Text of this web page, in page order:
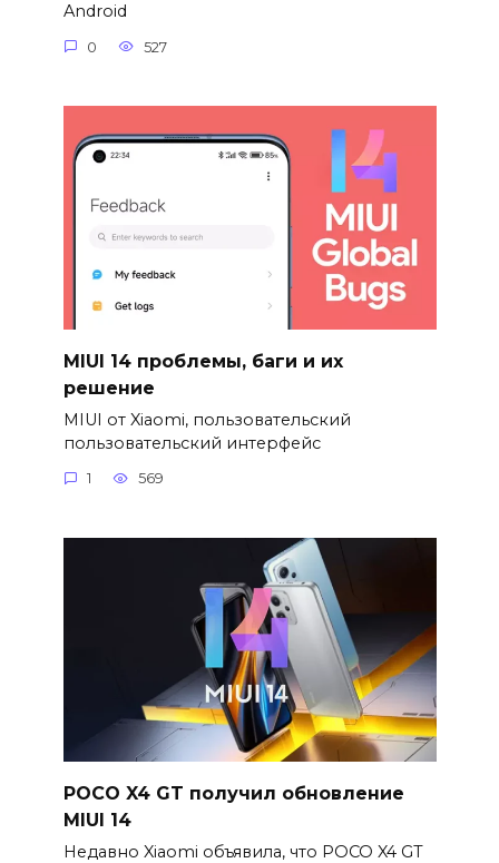
Android
0 527
MIUI 14 проблемы, баги и их
решение
MIUI от Xiaomi, пользовательский
пользовательский интерфейс
1 569
POCO X4 GT получил обновление
MIUI 14
Недавно Xiaomi объявила, что POCO X4 GT